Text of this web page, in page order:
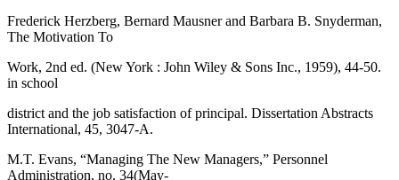
Frederick Herzberg, Bernard Mausner and Barbara B. Snyderman,
The Motivation To
Work, 2nd ed. (New York : John Wiley & Sons Inc., 1959), 44-50.
in school
district and the job satisfaction of principal. Dissertation Abstracts
International, 45, 3047-A.
M.T. Evans, “Managing The New Managers,” Personnel
Administration, no. 34(May-